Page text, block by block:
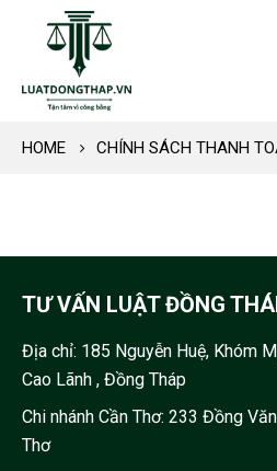
HOME CHÍNH SÁCH THANH
TƯ VẤN LUẬT ĐỒNG
Địa chỉ: 185 Nguyễn Huệ, Khóm
Cao Lãnh , Đồng Tháp
Chi nhánh Cần Thơ: 233 Đồng
Thơ